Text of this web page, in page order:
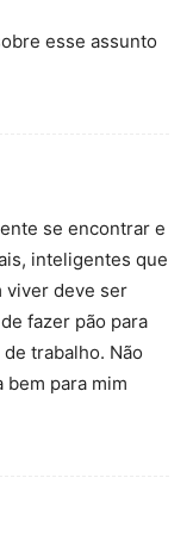
esse assunto
se encontrar e
inteligentes que
viver deve ser
fazer pão para
trabalho. Não
bem para mim